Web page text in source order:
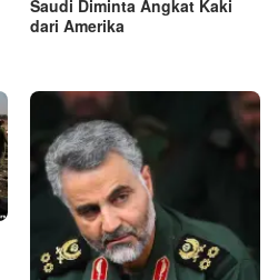
Saudi Diminta Angkat Kaki
dari Amerika